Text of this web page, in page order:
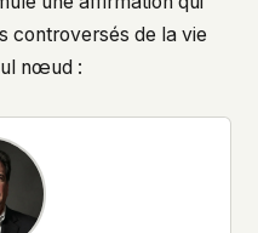
or Tor will handle it.
same.
tracking, or third-
first – and you
controversés de la vie
nœud :